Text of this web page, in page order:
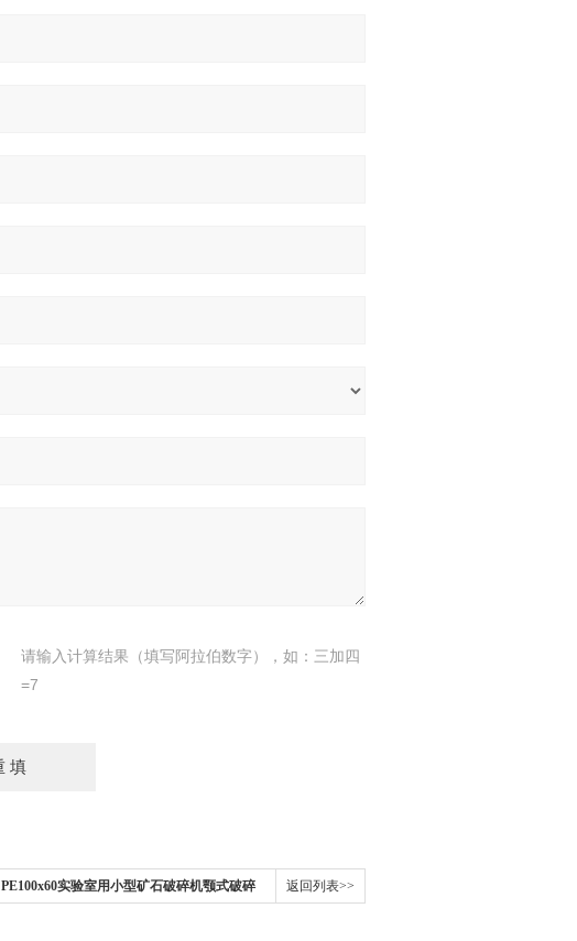
请输入计算结果（填写阿拉伯数字），如：三加四
=7
PE100x60实验室用小型矿石破碎机颚式破碎 返回列表>>